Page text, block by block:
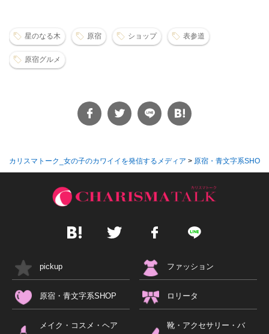
星のなる木 原宿 ショップ 表参道
原宿グルメ
カリスマトーク_女の子のカワイイを発信するメディア > 原宿・青文字系SHOP
pickup ファッション
原宿・青文字系SHOP ロリータ
メイク・コスメ・ヘア 靴・アクセサリー・バ